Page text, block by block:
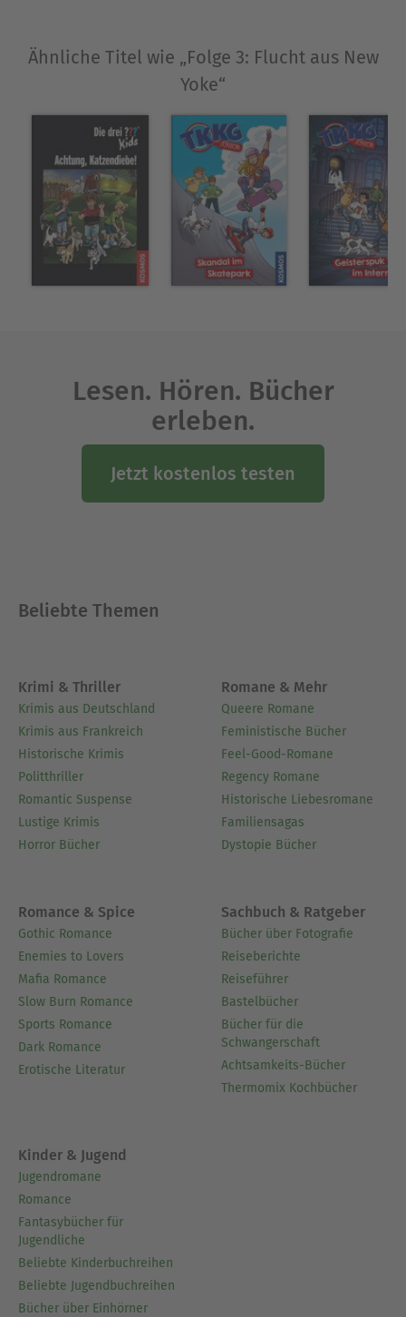
Ähnliche Titel wie „Folge 3: Flucht aus New
Yoke“
Lesen. Hören. Bücher
erleben.
Jetzt kostenlos testen
Beliebte Themen
Krimi & Thriller
Krimis aus Deutschland
Krimis aus Frankreich
Historische Krimis
Politthriller
Romantic Suspense
Lustige Krimis
Horror Bücher
Romane & Mehr
Queere Romane
Feministische Bücher
Feel-Good-Romane
Regency Romane
Historische Liebesromane
Familiensagas
Dystopie Bücher
Romance & Spice
Gothic Romance
Enemies to Lovers
Mafia Romance
Slow Burn Romance
Sports Romance
Dark Romance
Erotische Literatur
Sachbuch & Ratgeber
Bücher über Fotografie
Reiseberichte
Reiseführer
Bastelbücher
Bücher für die
Schwangerschaft
Achtsamkeits-Bücher
Thermomix Kochbücher
Kinder & Jugend
Jugendromane
Romance
Fantasybücher für
Jugendliche
Beliebte Kinderbuchreihen
Beliebte Jugendbuchreihen
Bücher über Einhörner